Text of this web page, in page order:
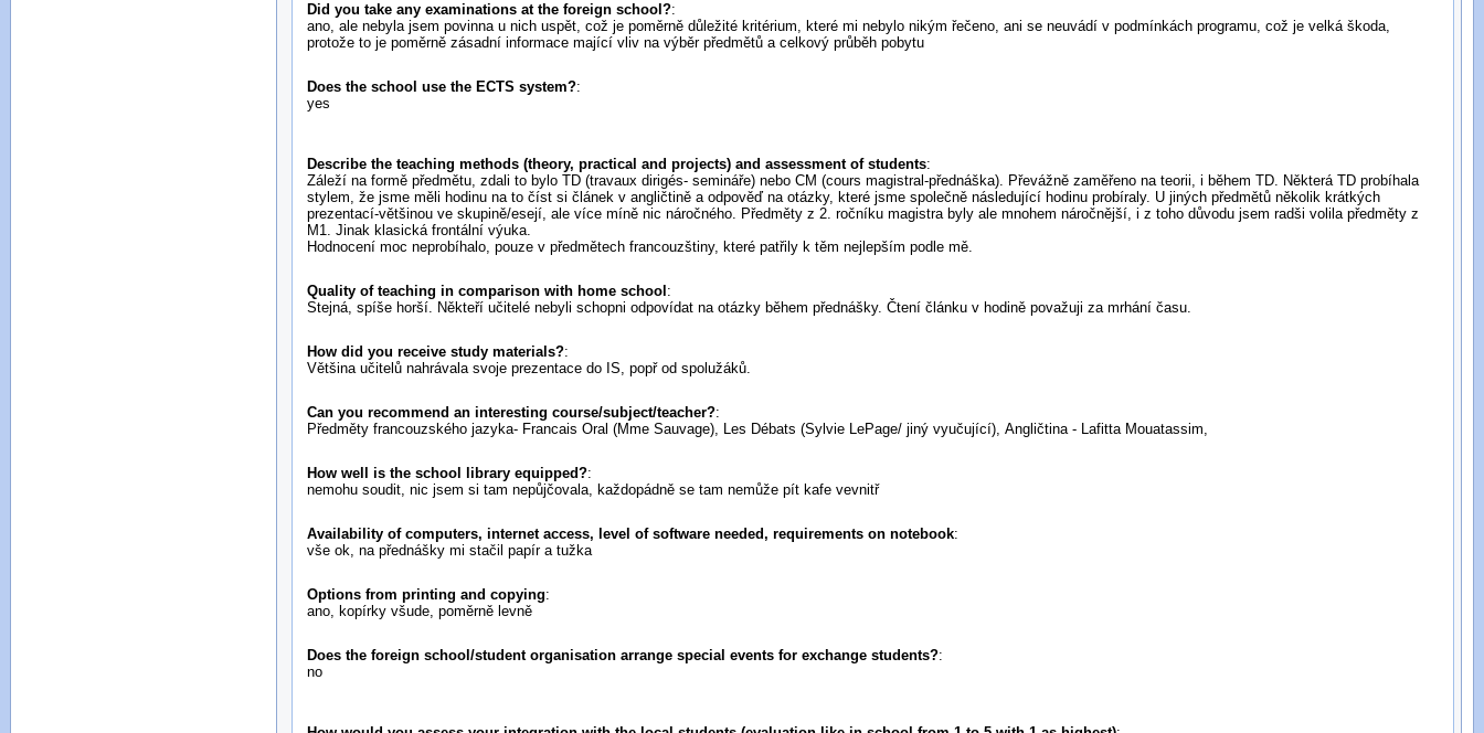
Did you take any examinations at the foreign school?:
ano, ale nebyla jsem povinna u nich uspět, což je poměrně důležité kritérium, které mi nebylo nikým řečeno, ani se neuvádí v podmínkách programu, což je velká škoda,
protože to je poměrně zásadní informace mající vliv na výběr předmětů a celkový průběh pobytu
Does the school use the ECTS system?:
yes
Describe the teaching methods (theory, practical and projects) and assessment of students:
Záleží na formě předmětu, zdali to bylo TD (travaux dirigés- semináře) nebo CM (cours magistral-přednáška). Převážně zaměřeno na teorii, i během TD. Některá TD probíhala
stylem, že jsme měli hodinu na to číst si článek v angličtině a odpověď na otázky, které jsme společně následující hodinu probíraly. U jiných předmětů několik krátkých
prezentací-většinou ve skupině/esejí, ale více míně nic náročného. Předměty z 2. ročníku magistra byly ale mnohem náročnější, i z toho důvodu jsem radši volila předměty z
M1. Jinak klasická frontální výuka.
Hodnocení moc neprobíhalo, pouze v předmětech francouzštiny, které patřily k těm nejlepším podle mě.
Quality of teaching in comparison with home school :
Stejná, spíše horší. Někteří učitelé nebyli schopni odpovídat na otázky během přednášky. Čtení článku v hodině považuji za mrhání času.
How did you receive study materials?:
Většina učitelů nahrávala svoje prezentace do IS, popř od spolužáků.
Can you recommend an interesting course/subject/teacher?:
Předměty francouzského jazyka- Francais Oral (Mme Sauvage), Les Débats (Sylvie LePage/ jiný vyučující), Angličtina - Lafitta Mouatassim,
How well is the school library equipped?:
nemohu soudit, nic jsem si tam nepůjčovala, každopádně se tam nemůže pít kafe vevnitř
Availability of computers, internet access, level of software needed, requirements on notebook:
vše ok, na přednášky mi stačil papír a tužka
Options from printing and copying:
ano, kopírky všude, poměrně levně
Does the foreign school/student organisation arrange special events for exchange students?:
no